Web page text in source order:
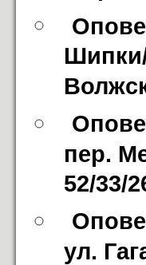
пер.
52/33/
ул.